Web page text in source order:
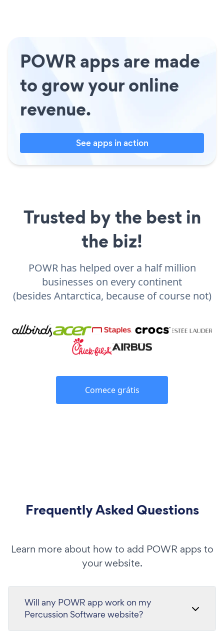
POWR apps are made
to grow your online
revenue.
See apps in action
Trusted by the best in
the biz!
POWR has helped over a half million
businesses on every continent
(besides Antarctica, because of course not)
Comece grátis
Frequently Asked Questions
Learn more about how to add POWR apps to
your website.
Will any POWR app work on my
Percussion Software website?